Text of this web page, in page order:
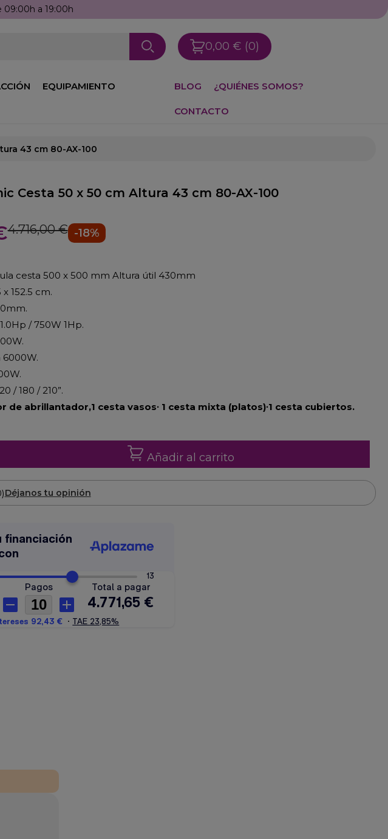
59 91
0,00 € (0)
EQUIPAMIENTO BLOG ¿QUIÉNES SOMOS?
CONTACTO
43 cm 80-AX-100
Cesta 50 x 50 cm Altura 43 cm 80-AX-100
4.716,00 € -18%
cesta 500 x 500 mm Altura útil 430mm
152.5 cm.
/ 750W 1Hp.
/ 180 / 210”.
de abrillantador,1 cesta vasos∙ 1 cesta mixta (platos)∙1 cesta cubiertos.
Añadir al carrito
Déjanos tu opinión